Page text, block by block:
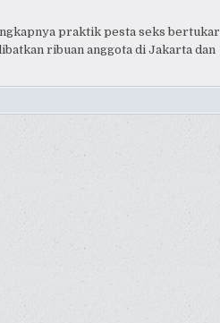
praktik pesta seks bertukar
ribuan anggota di Jakarta dan